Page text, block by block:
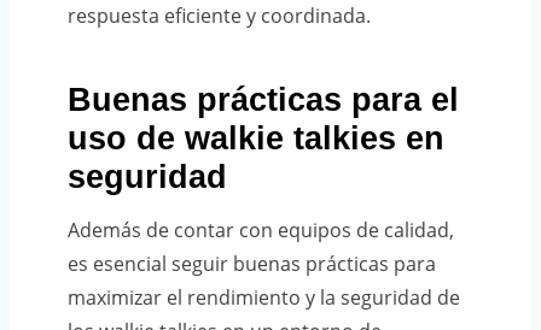
respuesta eficiente y coordinada.
Buenas prácticas para el
uso de walkie talkies en
seguridad
Además de contar con equipos de calidad,
es esencial seguir buenas prácticas para
maximizar el rendimiento y la seguridad de